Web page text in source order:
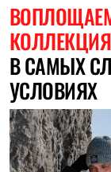
Брюки
Жилеты
Утепленная
Куртки
Брюки
Штормовая одежда
Куртки
Софтшелл одежда
Куртки
Брюки
Лёгкая одежда
В САМЫХ
УСЛОВИЯХ